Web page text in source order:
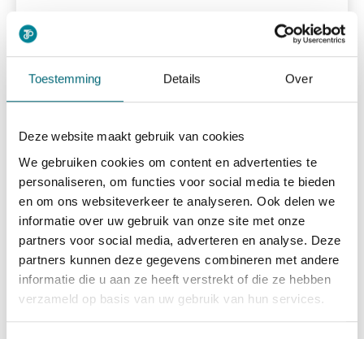
Toestemming Details Over
Deze website maakt gebruik van cookies
We gebruiken cookies om content en advertenties te
personaliseren, om functies voor social media te bieden
en om ons websiteverkeer te analyseren. Ook delen we
informatie over uw gebruik van onze site met onze
partners voor social media, adverteren en analyse. Deze
partners kunnen deze gegevens combineren met andere
informatie die u aan ze heeft verstrekt of die ze hebben
verzameld op basis van uw gebruik van hun services.
alarm 15-40 uur
directions_car Rijbewijs B